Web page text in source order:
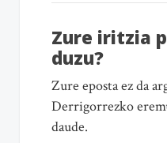
Zure iritzia
duzu?
Zure eposta ez da
Derrigorrezko
daude.